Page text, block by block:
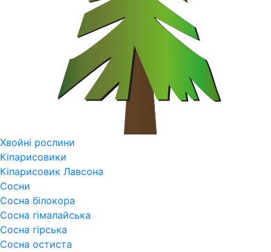
Хвойні рослини
Кіпарисовики
Кіпарисовик Лавсона
Сосни
Сосна білокора
Сосна гімалайська
Сосна гірська
Сосна остиста